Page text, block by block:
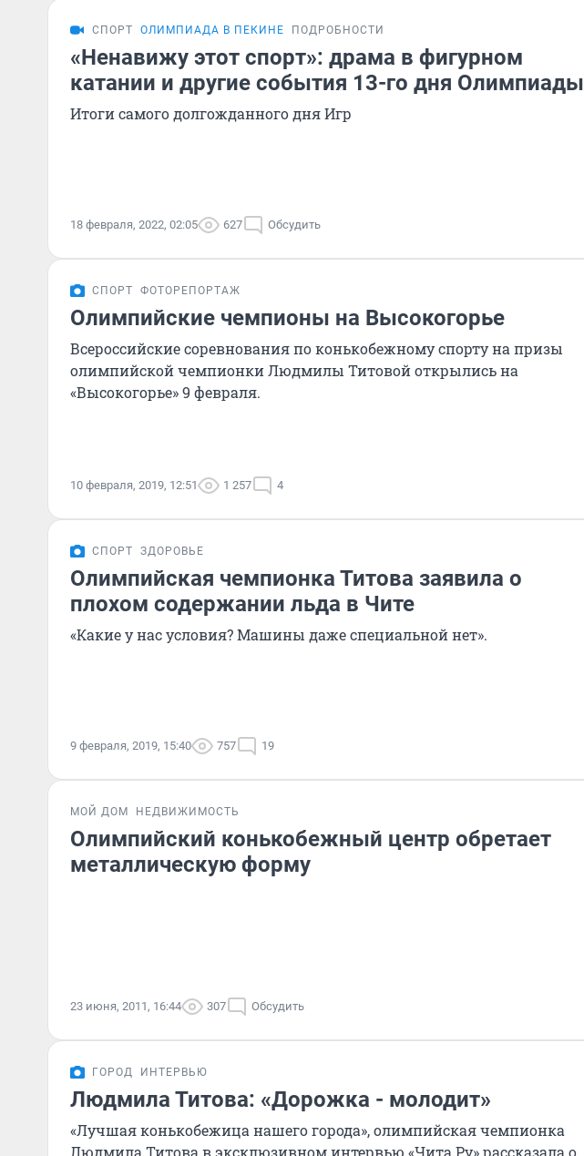
СПОРТ ОЛИМПИАДА В ПЕКИНЕ ПОДРОБНОСТИ
«Ненавижу этот спорт»: драма в фигурном
катании и другие события 13-го дня Олимпиады
Итоги самого долгожданного дня Игр
18 февраля, 2022, 02:05 627 Обсудить
СПОРТ ФОТОРЕПОРТАЖ
Олимпийские чемпионы на Высокогорье
Всероссийские соревнования по конькобежному спорту на призы
олимпийской чемпионки Людмилы Титовой открылись на
«Высокогорье» 9 февраля.
10 февраля, 2019, 12:51 1 257 4
СПОРТ ЗДОРОВЬЕ
Олимпийская чемпионка Титова заявила о
плохом содержании льда в Чите
«Какие у нас условия? Машины даже специальной нет».
9 февраля, 2019, 15:40 757 19
МОЙ ДОМ НЕДВИЖИМОСТЬ
Олимпийский конькобежный центр обретает
металлическую форму
23 июня, 2011, 16:44 307 Обсудить
ГОРОД ИНТЕРВЬЮ
Людмила Титова: «Дорожка - молодит»
«Лучшая конькобежица нашего города», олимпийская чемпионка
Людмила Титова в эксклюзивном интервью «Чита.Ру» рассказала о